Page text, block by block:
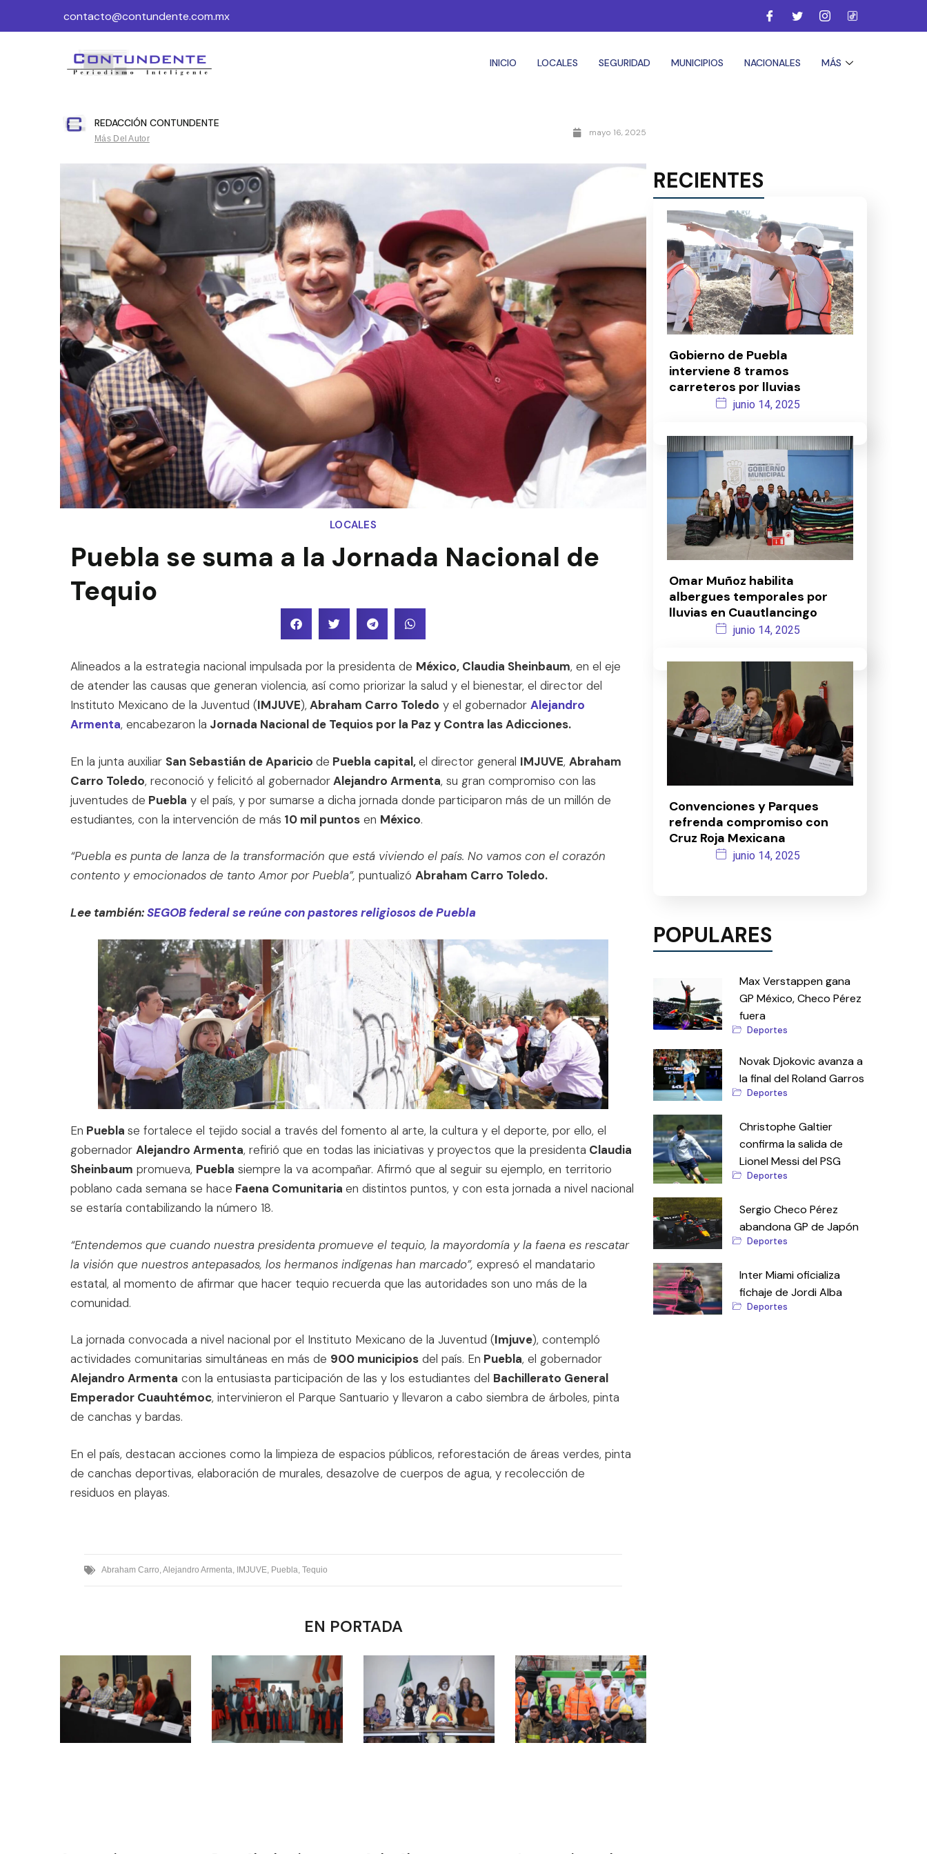
contacto@contundente.com.mx
INICIO LOCALES SEGURIDAD MUNICIPIOS NACIONALES MÁS
REDACCIÓN CONTUNDENTE
Más Del Autor
mayo 16, 2025
LOCALES
Puebla se suma a la Jornada Nacional de
Tequio
Alineados a la estrategia nacional impulsada por la presidenta de México, Claudia Sheinbaum, en el eje
de atender las causas que generan violencia, así como priorizar la salud y el bienestar, el director del
Instituto Mexicano de la Juventud (IMJUVE), Abraham Carro Toledo y el gobernador Alejandro
Armenta, encabezaron la Jornada Nacional de Tequios por la Paz y Contra las Adicciones.
En la junta auxiliar San Sebastián de Aparicio de Puebla capital,el director general IMJUVE, Abraham
Carro Toledo, reconoció y felicitó al gobernadorAlejandro Armenta, su gran compromiso con las
juventudes de Puebla y el país, y por sumarse a dicha jornada donde participaron más de un millón de
estudiantes, con la intervención de más 10 mil puntos en México.
“Puebla es punta de lanza de la transformación que está viviendo el país. No vamos con el corazón
contento y emocionados de tanto Amor por Puebla”, puntualizó Abraham Carro Toledo.
Lee también:SEGOB federal se reúne con pastores religiosos de Puebla
En Puebla se fortalece el tejido social a través del fomento al arte, la cultura y el deporte, por ello, el
gobernador Alejandro Armenta, refirió que en todas las iniciativas y proyectos que la presidenta Claudia
Sheinbaum promueva, Puebla siempre la va acompañar. Afirmó que al seguir su ejemplo, en territorio
poblano cada semana se hace Faena Comunitaria en distintos puntos, y con esta jornada a nivel nacional
se estaría contabilizando la número 18.
“Entendemos que cuando nuestra presidenta promueve el tequio, la mayordomía y la faena es rescatar
la visión que nuestros antepasados, los hermanos indígenas han marcado”, expresó el mandatario
estatal, al momento de afirmar que hacer tequio recuerda que las autoridades son uno más de la
comunidad.
La jornada convocada a nivel nacional por el Instituto Mexicano de la Juventud (Imjuve), contempló
actividades comunitarias simultáneas en más de 900 municipios del país. En Puebla, el gobernador
Alejandro Armenta con la entusiasta participación de las y los estudiantes del Bachillerato General
Emperador Cuauhtémoc, intervinieron el Parque Santuario y llevaron a cabo siembra de árboles, pinta
de canchas y bardas.
En el país, destacan acciones como la limpieza de espacios públicos, reforestación de áreas verdes, pinta
de canchas deportivas, elaboración de murales, desazolve de cuerpos de agua, y recolección de
residuos en playas.
Abraham Carro,Alejandro Armenta, IMJUVE, Puebla, Tequio
EN PORTADA
RECIENTES
Gobierno de Puebla
interviene 8 tramos
carreteros por lluvias
junio 14, 2025
Omar Muñoz habilita
albergues temporales por
lluvias en Cuautlancingo
junio 14, 2025
Convenciones y Parques
refrenda compromiso con
Cruz Roja Mexicana
junio 14, 2025
POPULARES
Max Verstappen gana
GP México, Checo Pérez
fuera
Deportes
Novak Djokovic avanza a
la final del Roland Garros
Deportes
Christophe Galtier
confirma la salida de
Lionel Messi del PSG
Deportes
Sergio Checo Pérez
abandona GP de Japón
Deportes
Inter Miami oficializa
fichaje de Jordi Alba
Deportes